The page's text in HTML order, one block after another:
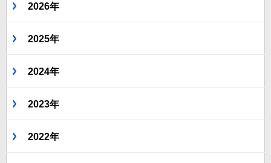
2026年
2025年
2024年
2023年
2022年